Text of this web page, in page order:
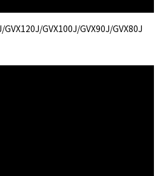
GVX120J/GVX100J/GVX90J/GVX80J